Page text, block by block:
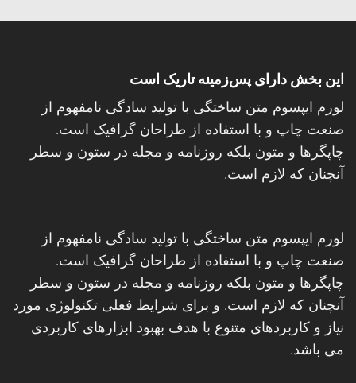
این بخش دارای پس‌زمینه تاریک است
لورم ایپسوم متن ساختگی با تولید سادگی نامفهوم از
صنعت چاپ و با استفاده از طراحان گرافیک است.
چاپگرها و متون بلکه روزنامه و مجله در ستون و سطر
آنچنان که لازم است.
لورم ایپسوم متن ساختگی با تولید سادگی نامفهوم از
صنعت چاپ و با استفاده از طراحان گرافیک است.
چاپگرها و متون بلکه روزنامه و مجله در ستون و سطر
آنچنان که لازم است. و برای شرایط فعلی تکنولوژی مورد
نیاز و کاربردهای متنوع با هدف بهبود ابزارهای کاربردی
می باشد.